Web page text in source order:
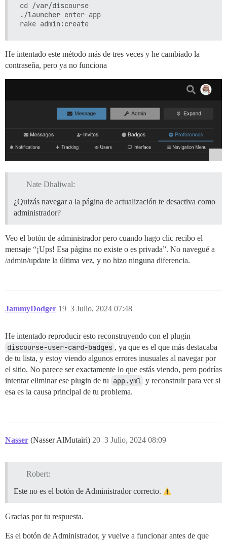
cd /var/discourse
./launcher enter app
He intentado este método más de tres veces y he cambiado la
contraseña, pero ya no funciona
Nate Dhaliwal:
¿Quizás navegar a la página de actualización te desactiva como
administrador?
Veo el botón de administrador pero cuando hago clic recibo el
mensaje “¡Ups! Esa página no existe o es privada”. No navegué a
/admin/update la última vez, y no hizo ninguna diferencia.
JammyDodger 3 Julio, 2024 07:48
19
He intentado reproducir esto reconstruyendo con el plugin
discourse-user-card-badges , ya que es el que más destacaba
de tu lista, y estoy viendo algunos errores inusuales al navegar por
el sitio. No parece ser exactamente lo que estás viendo, pero podrías
intentar eliminar ese plugin de tu app.yml y reconstruir para ver si
esa es la causa principal de tu problema.
Nasser (Nasser AlMutairi) 3 Julio, 2024 08:09
20
Robert:
Este no es el botón de Administrador correcto.
Gracias por tu respuesta.
Es el botón de Administrador, y vuelve a funcionar antes de que